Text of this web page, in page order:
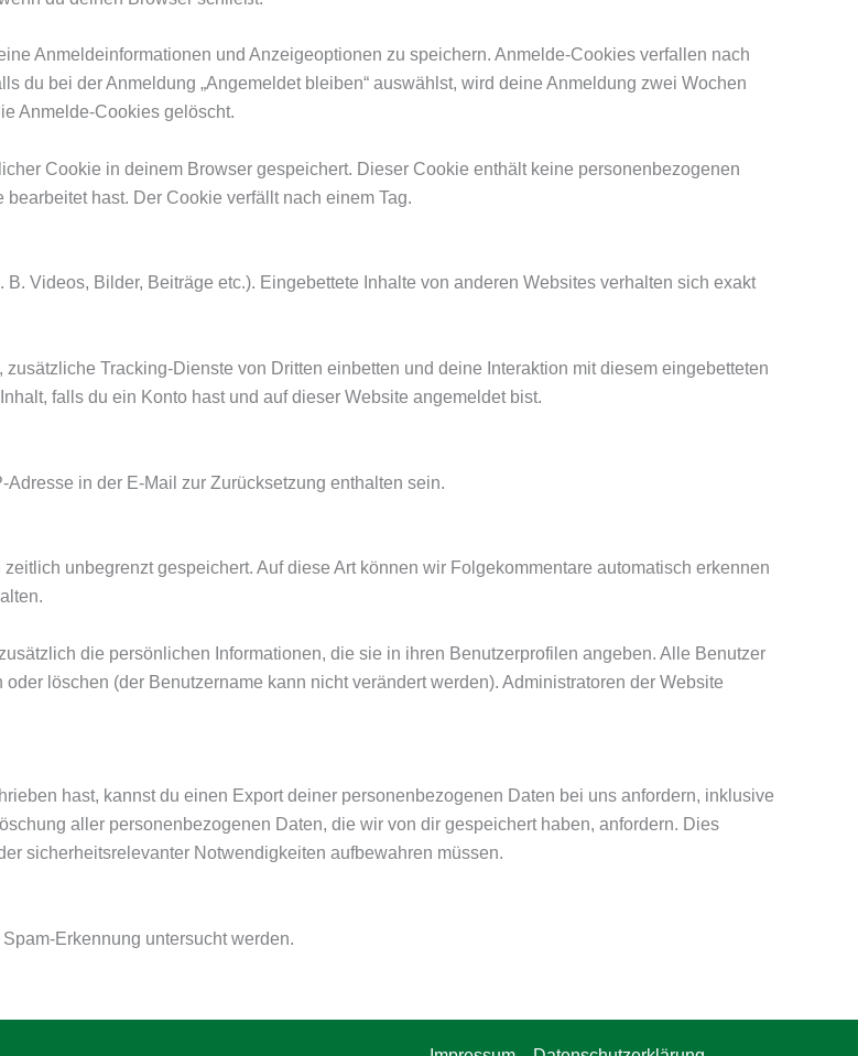
Anmeldeinformationen und Anzeigeoptionen zu speichern. Anmelde-Cookies verfallen nach
du bei der Anmeldung „Angemeldet bleiben“ auswählst, wird deine Anmeldung zwei Wochen
Anmelde-Cookies gelöscht.
Cookie in deinem Browser gespeichert. Dieser Cookie enthält keine personenbezogenen
hast. Der Cookie verfällt nach einem Tag.
Videos, Bilder, Beiträge etc.). Eingebettete Inhalte von anderen Websites verhalten sich exakt
Tracking-Dienste von Dritten einbetten und deine Interaktion mit diesem eingebetteten
falls du ein Konto hast und auf dieser Website angemeldet bist.
in der E-Mail zur Zurücksetzung enthalten sein.
unbegrenzt gespeichert. Auf diese Art können wir Folgekommentare automatisch erkennen
die persönlichen Informationen, die sie in ihren Benutzerprofilen angeben. Alle Benutzer
löschen (der Benutzername kann nicht verändert werden). Administratoren der Website
hast, kannst du einen Export deiner personenbezogenen Daten bei uns anfordern, inklusive
aller personenbezogenen Daten, die wir von dir gespeichert haben, anfordern. Dies
sicherheitsrelevanter Notwendigkeiten aufbewahren müssen.
Erkennung untersucht werden.